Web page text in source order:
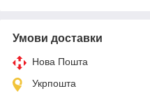
Умови доставки
Нова Пошта
Укрпошта